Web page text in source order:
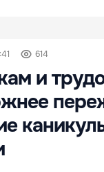
614
и